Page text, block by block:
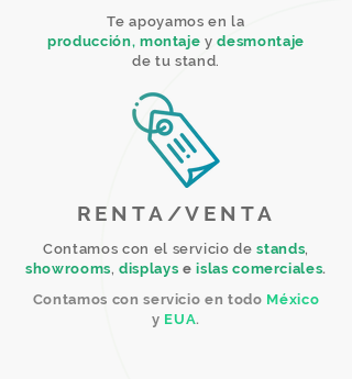
Te apoyamos en la
producción, montajey desmontaje
de tu stand.
RENTA/VENTA
Contamos con el servicio destands,
showrooms, displays e islas comerciales.
Contamos con servicio en todo México
y EUA.